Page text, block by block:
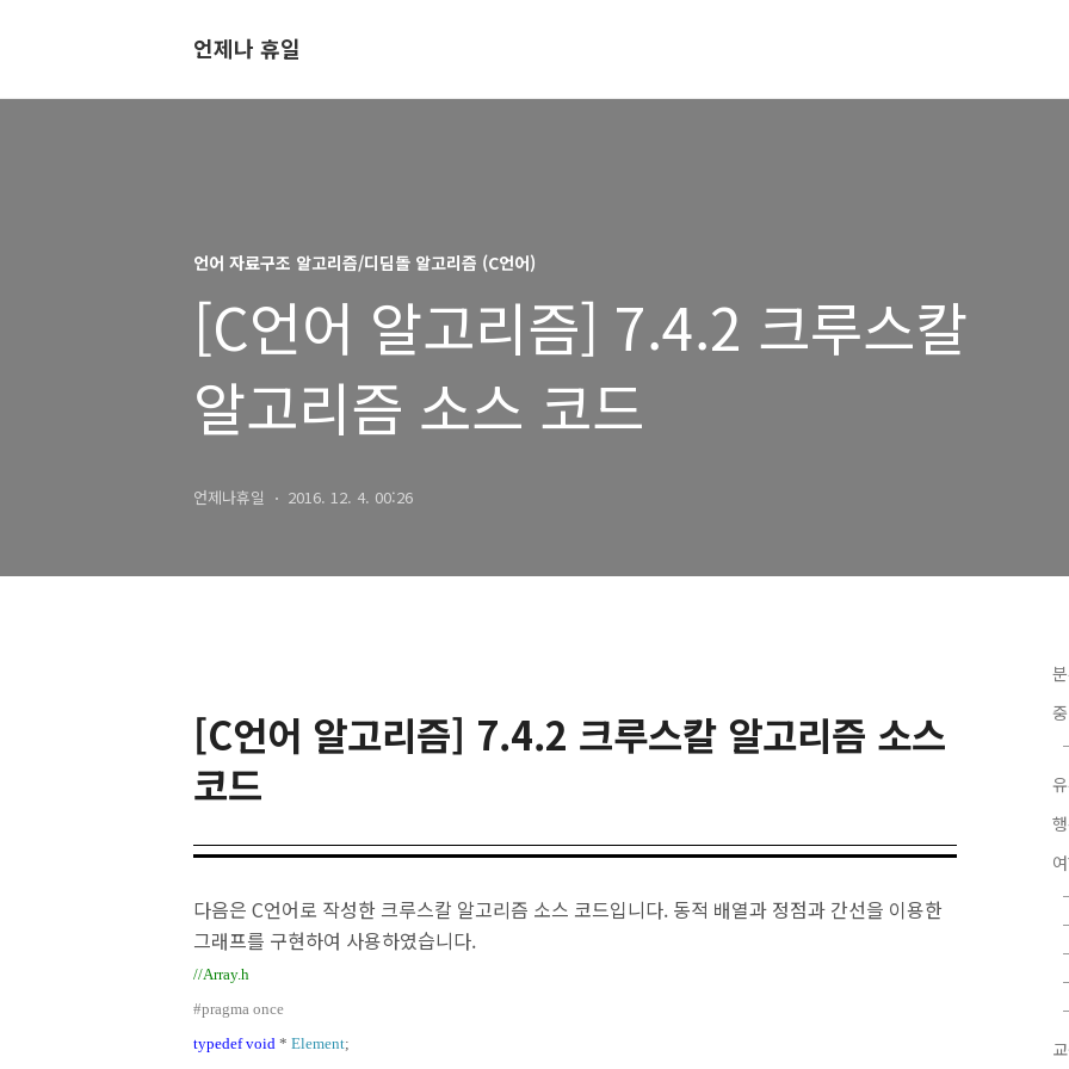
언제나 휴일
언어 자료구조 알고리즘/디딤돌 알고리즘 (C언어)
[C언어 알고리즘] 7.4.2 크루스칼
알고리즘 소스 코드
언제나휴일 2016. 12. 4. 00:26
[C언어 알고리즘] 7.4.2 크루스칼 알고리즘 소스
코드
다음은 C언어로 작성한 크루스칼 알고리즘 소스 코드입니다. 동적 배열과 정점과 간선을 이용한
그래프를 구현하여 사용하였습니다.
//Array.h
#pragma once
typedef void * Element;